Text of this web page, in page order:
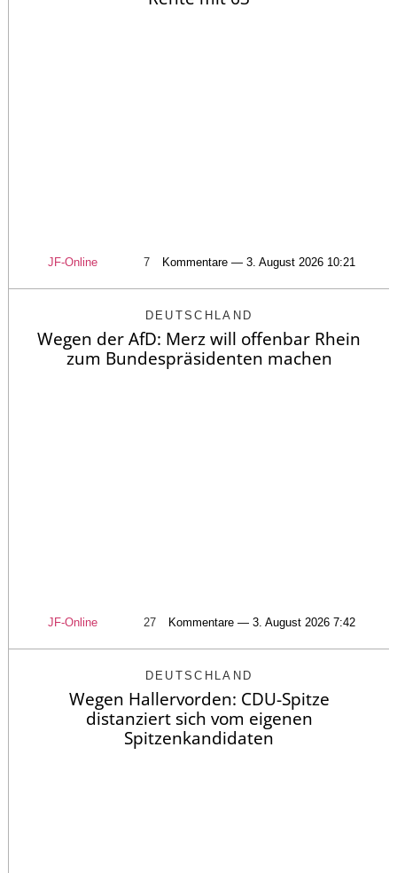
JF-Online 7 Kommentare — 3. August 2026 10:21
DEUTSCHLAND
Wegen der AfD: Merz will offenbar Rhein
zum Bundespräsidenten machen
JF-Online 27 Kommentare — 3. August 2026 7:42
DEUTSCHLAND
Wegen Hallervorden: CDU-Spitze
distanziert sich vom eigenen
Spitzenkandidaten